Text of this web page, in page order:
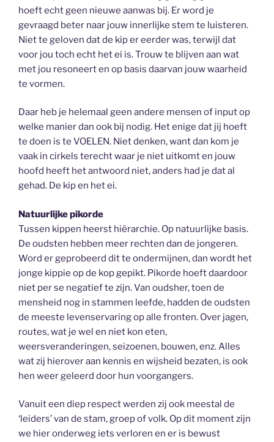
hoeft echt geen nieuwe aanwas bij. Er word je
gevraagd beter naar jouw innerlijke stem te luisteren.
Niet te geloven dat de kip er eerder was, terwijl dat
voor jou toch echt het ei is. Trouw te blijven aan wat
met jou resoneert en op basis daarvan jouw waarheid
te vormen.
Daar heb je helemaal geen andere mensen of input op
welke manier dan ook bij nodig. Het enige dat jij hoeft
te doen is te VOELEN. Niet denken, want dan kom je
vaak in cirkels terecht waar je niet uitkomt en jouw
hoofd heeft het antwoord niet, anders had je dat al
gehad. De kip en het ei.
Natuurlijke pikorde
Tussen kippen heerst hiërarchie. Op natuurlijke basis.
De oudsten hebben meer rechten dan de jongeren.
Word er geprobeerd dit te ondermijnen, dan wordt het
jonge kippie op de kop gepikt. Pikorde hoeft daardoor
niet per se negatief te zijn. Van oudsher, toen de
mensheid nog in stammen leefde, hadden de oudsten
de meeste levenservaring op alle fronten. Over jagen,
routes, wat je wel en niet kon eten,
weersveranderingen, seizoenen, bouwen, enz. Alles
wat zij hierover aan kennis en wijsheid bezaten, is ook
hen weer geleerd door hun voorgangers.
Vanuit een diep respect werden zij ook meestal de
‘leiders’ van de stam, groep of volk. Op dit moment zijn
we hier onderweg iets verloren en er is bewust